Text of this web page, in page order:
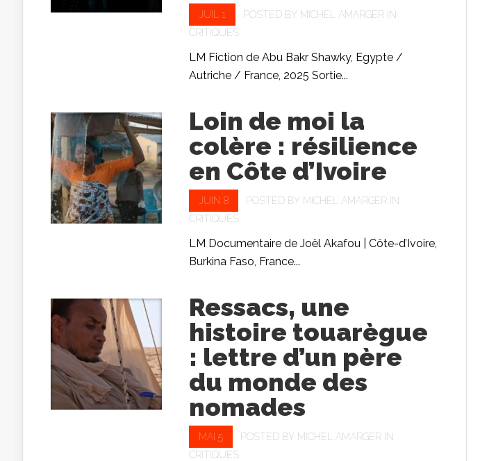
JUIL 1 POSTED BY MICHEL AMARGER IN
CRITIQUES
LM Fiction de Abu Bakr Shawky, Egypte /
Autriche / France, 2025 Sortie...
Loin de moi la
colère : résilience
en Côte d’Ivoire
JUIN 8 POSTED BY MICHEL AMARGER IN
CRITIQUES
LM Documentaire de Joël Akafou | Côte-d’Ivoire,
Burkina Faso, France...
Ressacs, une
histoire touarègue
: lettre d’un père
du monde des
nomades
MAI 5 POSTED BY MICHEL AMARGER IN
CRITIQUES